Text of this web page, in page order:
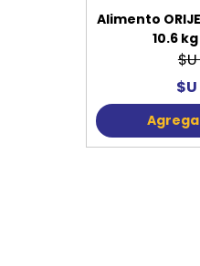
Alimento
10.6